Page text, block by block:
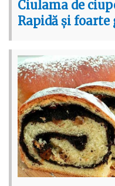
Ciulama de
Rapidă și foarte